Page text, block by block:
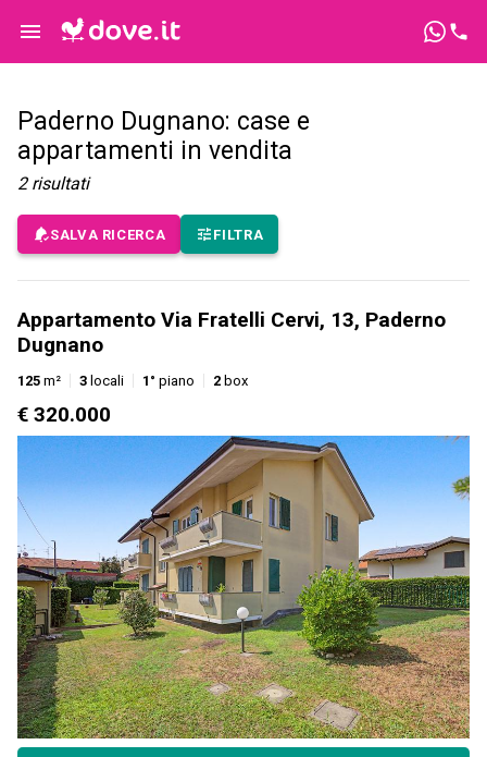
Paderno Dugnano: case e
appartamenti in vendita
2 risultati
SALVA RICERCA FILTRA
Appartamento Via Fratelli Cervi, 13, Paderno
Dugnano
125 m² 3 locali 1° piano 2 box
€ 320.000